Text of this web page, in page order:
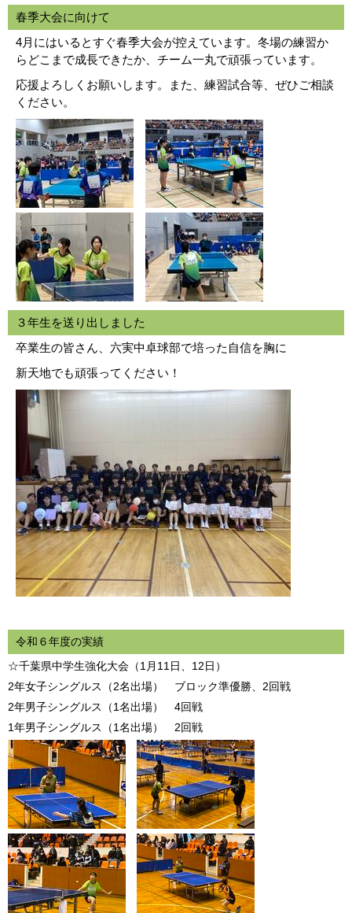
春季大会に向けて
4月にはいるとすぐ春季大会が控えています。冬場の練習か
らどこまで成長できたか、チーム一丸で頑張っています。
応援よろしくお願いします。また、練習試合等、ぜひご相談
ください。
３年生を送り出しました
卒業生の皆さん、六実中卓球部で培った自信を胸に
新天地でも頑張ってください！
令和６年度の実績
☆千葉県中学生強化大会（1月11日、12日）
2年女子シングルス（2名出場） ブロック準優勝、2回戦
2年男子シングルス（1名出場） 4回戦
1年男子シングルス（1名出場） 2回戦